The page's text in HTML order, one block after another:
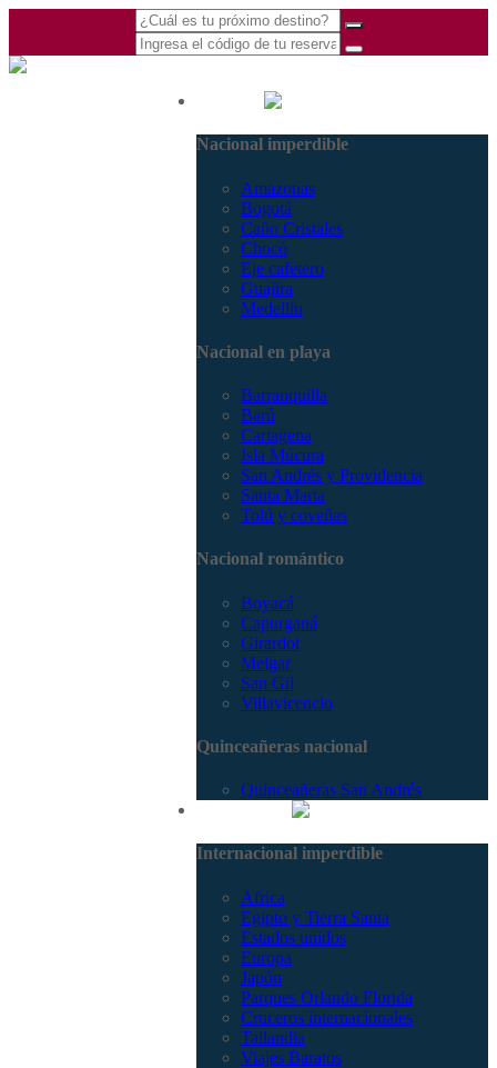
Nacional imperdible
Amazonas
Bogotá
Caño Cristales
Chocó
Eje cafetero
Guajira
Medellín
Nacional en playa
Barranquilla
Barú
Cartagena
Isla Múcura
San Andrés y Providencia
Santa Marta
Tolú y coveñas
Nacional romántico
Boyacá
Capurganá
Girardot
Melgar
San Gil
Villavicencio
Quinceañeras nacional
Quinceañeras San Andrés
Internacional imperdible
Africa
Egipto y Tierra Santa
Estados unidos
Europa
Japón
Parques Orlando Florida
Cruceros internacionales
Tailandia
Viajes Baratos